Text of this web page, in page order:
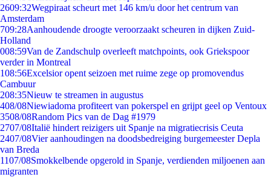
2609:32Wegpiraat scheurt met 146 km/u door het centrum van
Amsterdam
709:28Aanhoudende droogte veroorzaakt scheuren in dijken Zuid-
Holland
008:59Van de Zandschulp overleeft matchpoints, ook Griekspoor
verder in Montreal
108:56Excelsior opent seizoen met ruime zege op promovendus
Cambuur
208:35Nieuw te streamen in augustus
408/08Niewiadoma profiteert van pokerspel en grijpt geel op Ventoux
3508/08Random Pics van de Dag #1979
2707/08Italië hindert reizigers uit Spanje na migratiecrisis Ceuta
2407/08Vier aanhoudingen na doodsbedreiging burgemeester Depla
van Breda
1107/08Smokkelbende opgerold in Spanje, verdienden miljoenen aan
migranten